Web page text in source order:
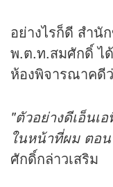
อย่างไรก็ดี สำนัก
พ.ต.ท.สมศักดิ์ ไ
ห้องพิจารณาคดี
"ตัวอย่างดีเอ็นเ
ในหน้าที่ผม ตอ
ศักดิ์กล่าวเสริม